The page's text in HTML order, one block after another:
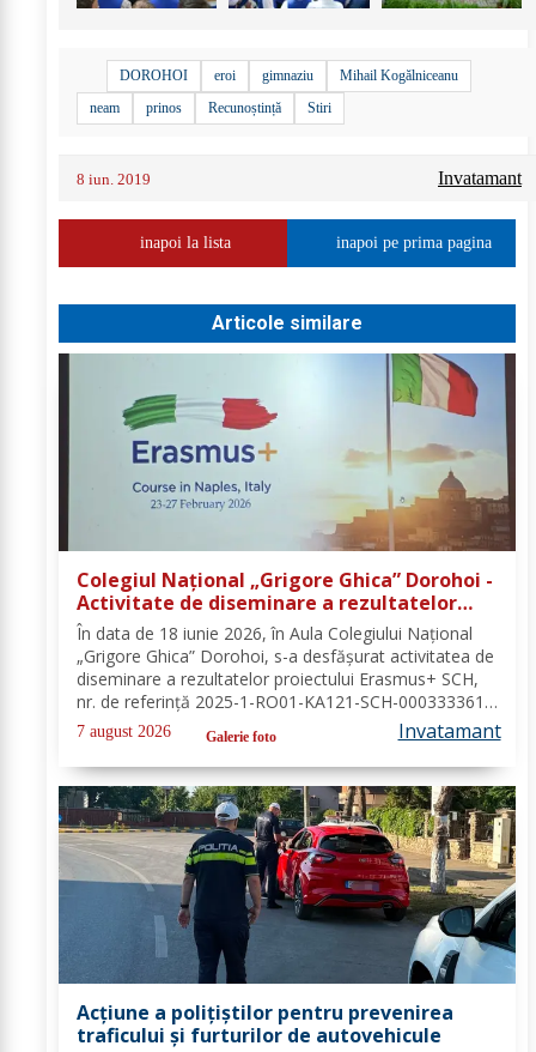
DOROHOI eroi gimnaziu
Mihail Kogălniceanu
neam
prinos Recunoștință Stiri
8 iun. 2019 Invatamant
inapoi la lista inapoi pe prima pagina
Articole similare
Colegiul Național „Grigore Ghica” Dorohoi -
Activitate de diseminare a rezultatelor
proiectului Erasmus+ SCH, 2025-1-RO01-
KA121-SCH-000333361
În data de 18 iunie 2026, în Aula Colegiului Național
„Grigore Ghica” Dorohoi, s-a desfășurat activitatea de
diseminare a rezultatelor proiectului Erasmus+ SCH,
nr. de referință 2025-1-RO01-KA121-SCH-000333361,
organizată de contabilul-șef, doamna Hrab Cristina, și
secretarul unității, doamna Alexa...
7 august 2026 Galerie foto Invatamant
Acțiune a polițiștilor pentru prevenirea
traficului și furturilor de autovehicule